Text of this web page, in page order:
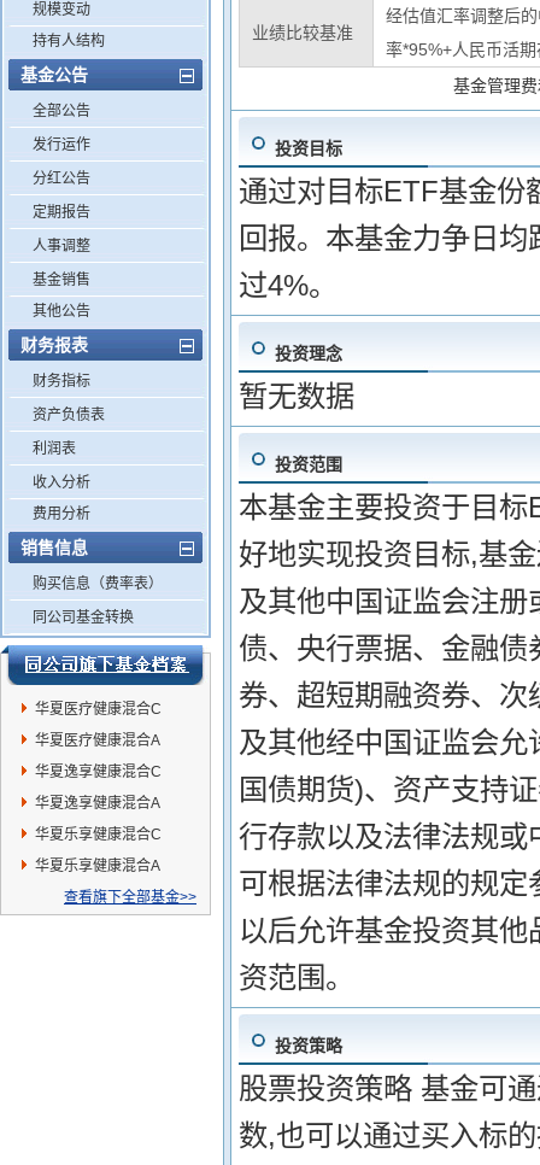
规模变动
持有人结构
基金公告
全部公告
发行运作
分红公告
定期报告
人事调整
基金销售
其他公告
财务报表
财务指标
资产负债表
利润表
收入分析
费用分析
销售信息
购买信息（费率表）
同公司基金转换
华夏医疗健康混合C
华夏医疗健康混合A
华夏逸享健康混合C
华夏逸享健康混合A
华夏乐享健康混合C
华夏乐享健康混合A
查看旗下全部基金>>
业绩比较基准
经估值汇率调整后
率*95%+人民币活
基金管理
投资目标
通过对目标ETF基金份
回报。本基金力争日
过4%。
投资理念
暂无数据
投资范围
本基金主要投资于目
好地实现投资目标,基
及其他中国证监会注
债、央行票据、金融
券、超短期融资券、
及其他经中国证监会
国债期货)、资产支持
行存款以及法律法规
可根据法律法规的规
以后允许基金投资其
资范围。
投资策略
股票投资策略 基金可
数,也可以通过买入标